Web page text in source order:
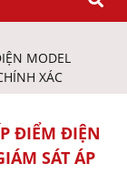
MODEL
XÁC
ĐIỂM ĐIỆN
SÁT ÁP